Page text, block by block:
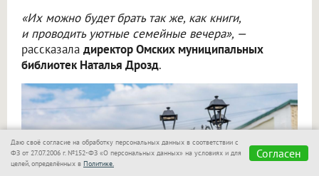
«Их можно будет брать так же, как книги,
и проводить уютные семейные вечера», —
рассказала директор Омских муниципальных
библиотек Наталья Дрозд.
Даю своё согласие на обработку персональных данных в соответствии с
ФЗ от 27.07.2006 г. №152-ФЗ «О персональных данных» на условиях и для
целей, определённых в Политике.
Согласен